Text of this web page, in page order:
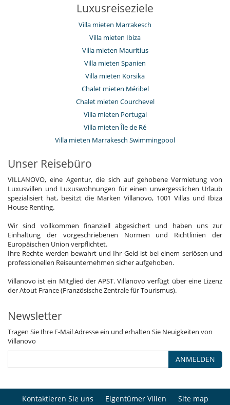
Luxusreiseziele
Villa mieten Marrakesch
Villa mieten Ibiza
Villa mieten Mauritius
Villa mieten Spanien
Villa mieten Korsika
Chalet mieten Méribel
Chalet mieten Courchevel
Villa mieten Portugal
Villa mieten Île de Ré
Villa mieten Marrakesch Swimmingpool
Unser Reisebüro
VILLANOVO, eine Agentur, die sich auf gehobene Vermietung von
Luxusvillen und Luxuswohnungen für einen unvergesslichen Urlaub
spezialisiert hat, besitzt die Marken Villanovo, 1001 Villas und Ibiza
House Renting.
Wir sind vollkommen finanziell abgesichert und haben uns zur
Einhaltung der vorgeschriebenen Normen und Richtlinien der
Europäischen Union verpflichtet.
Ihre Rechte werden bewahrt und Ihr Geld ist bei einem seriösen und
professionellen Reiseunternehmen sicher aufgehoben.
Villanovo ist ein Mitglied der APST. Villanovo verfügt über eine Lizenz
der Atout France (Französische Zentrale für Tourismus).
Newsletter
Tragen Sie Ihre E-Mail Adresse ein und erhalten Sie Neuigkeiten von
Villanovo
ANMELDEN
Kontaktieren Sie uns Eigentümer Villen Site map